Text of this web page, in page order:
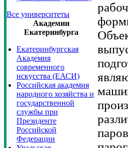
Все университеты
Академии
Екатеринбурга
Екатеринбургская
Академия
современного
искусства (ЕАСИ)
Российская академия
народного хозяйства и
государственной
службы при
Президенте
Российской
Федерации